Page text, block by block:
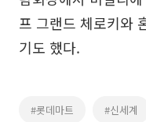
프 그랜드 체로키와
기도 했다.
#롯데마트 #신세계